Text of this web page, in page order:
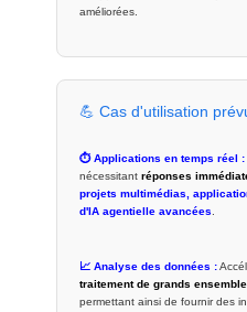
améliorées.
💪 Cas d'utilisation
⏱ Applications en temps réel :
nécessitantréponses
projets multimédias,
d'IA agentielle avancées.
📈 Analyse des données :
traitement de grands
permettant ainsi de fournir des